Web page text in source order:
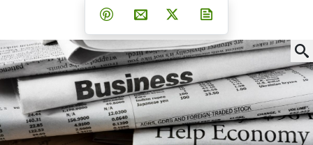
Teilen auf Facebook
Teilen auf Whatsapp
Teilen auf Telegram
Teilen auf Pinterest
Per E-Mail teilen
Post auf X